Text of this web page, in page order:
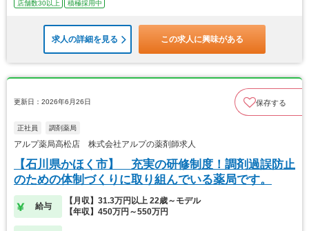
店舗数30以上 積極採用中
求人の詳細を見る この求人に興味がある
更新日：2026年6月26日 保存する
正社員 調剤薬局
アルプ薬局高松店 株式会社アルプの薬剤師求人
【石川県かほく市】 充実の研修制度！調剤過誤防止
のための体制づくりに取り組んでいる薬局です。
給与
【月収】31.3万円以上 22歳～モデル
【年収】450万円～550万円